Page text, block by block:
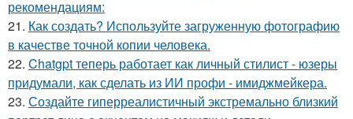
рекомендациям:
21. Как создать? Используйте загруженную фотографию
в качестве точной копии человека.
22. Chatgpt теперь работает как личный стилист - юзеры
придумали, как сделать из ИИ профи - имиджмейкера.
23. Создайте гиперреалистичный экстремально близкий